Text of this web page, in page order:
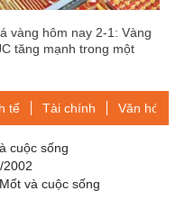
vàng hôm nay 2-1: Vàng
tăng mạnh trong một
tế Tài chính Văn hóa-
cuộc sống
2002
và cuộc sống